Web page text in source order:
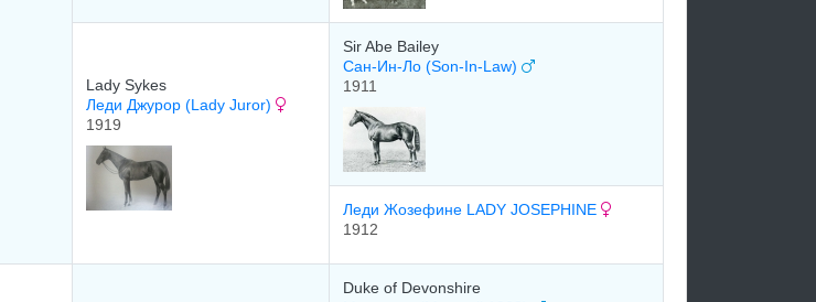
Lady Sykes
Леди Джурор (Lady Juror)
1919
Sir Abe Bailey
Сан-Ин-Ло (Son-In-Law)
1911
Леди Жозефине LADY JOSEPHINE
1912
Duke of Devonshire